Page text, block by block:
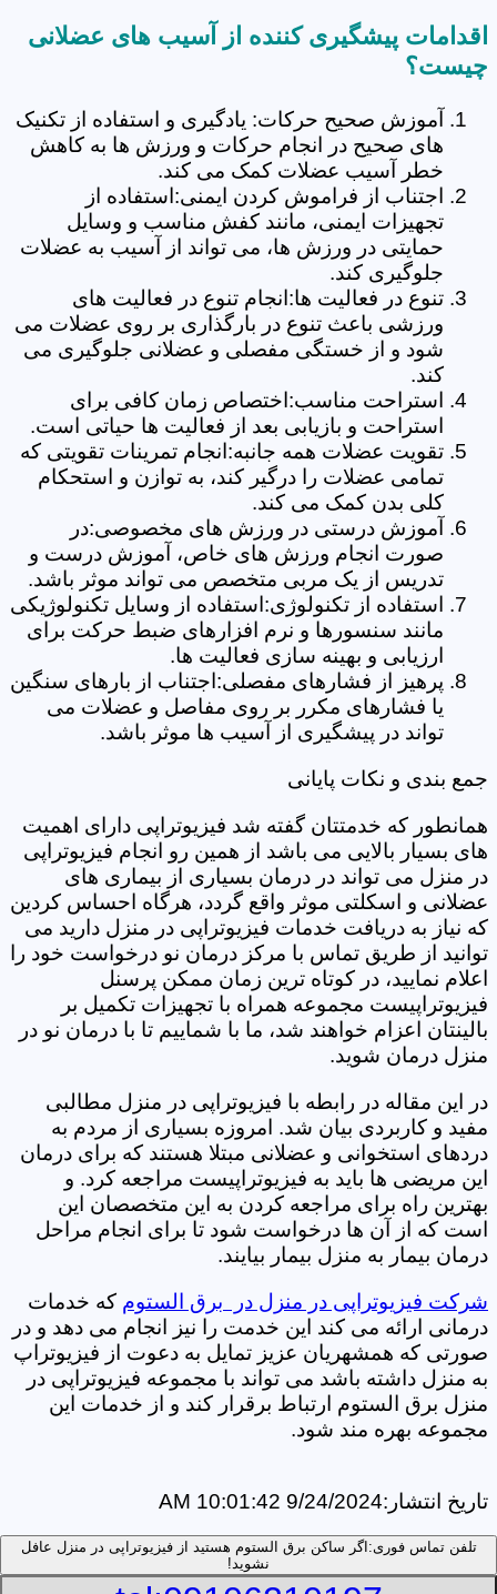
اقدامات پیشگیری کننده از آسیب های عضلانی
چیست؟
آموزش صحیح حرکات: یادگیری و استفاده از تکنیک
های صحیح در انجام حرکات و ورزش ها به کاهش
خطر آسیب عضلات کمک می کند.
اجتناب از فراموش کردن ایمنی:استفاده از
تجهیزات ایمنی، مانند کفش مناسب و وسایل
حمایتی در ورزش ها، می تواند از آسیب به عضلات
جلوگیری کند.
تنوع در فعالیت ها:انجام تنوع در فعالیت های
ورزشی باعث تنوع در بارگذاری بر روی عضلات می
شود و از خستگی مفصلی و عضلانی جلوگیری می
کند.
استراحت مناسب:اختصاص زمان کافی برای
استراحت و بازیابی بعد از فعالیت ها حیاتی است.
تقویت عضلات همه جانبه:انجام تمرینات تقویتی که
تمامی عضلات را درگیر کند، به توازن و استحکام
کلی بدن کمک می کند.
آموزش درستی در ورزش های مخصوصی:در
صورت انجام ورزش های خاص، آموزش درست و
تدریس از یک مربی متخصص می تواند موثر باشد.
استفاده از تکنولوژی:استفاده از وسایل تکنولوژیکی
مانند سنسورها و نرم افزارهای ضبط حرکت برای
ارزیابی و بهینه سازی فعالیت ها.
پرهیز از فشارهای مفصلی:اجتناب از بارهای سنگین
یا فشارهای مکرر بر روی مفاصل و عضلات می
تواند در پیشگیری از آسیب ها موثر باشد.
جمع بندی و نکات پایانی
همانطور که خدمتتان گفته شد فیزیوتراپی دارای اهمیت
های بسیار بالایی می باشد از همین رو انجام فیزیوتراپی
در منزل می تواند در درمان بسیاری از بیماری های
عضلانی و اسکلتی موثر واقع گردد، هرگاه احساس کردین
که نیاز به دریافت خدمات فیزیوتراپی در منزل دارید می
توانید از طریق تماس با مرکز درمان نو درخواست خود را
اعلام نمایید، در کوتاه ترین زمان ممکن پرسنل
فیزیوتراپیست مجموعه همراه با تجهیزات تکمیل بر
بالینتان اعزام خواهند شد، ما با شماییم تا با درمان نو در
منزل درمان شوید.
در این مقاله در رابطه با فیزیوتراپی در منزل مطالبی
مفید و کاربردی بیان شد. امروزه بسیاری از مردم به
دردهای استخوانی و عضلانی مبتلا هستند که برای درمان
این مریضی ها باید به فیزیوتراپیست مراجعه کرد. و
بهترین راه برای مراجعه کردن به این متخصصان این
است که از آن ها درخواست شود تا برای انجام مراحل
درمان بیمار به منزل بیمار بیایند.
شرکت فیزیوتراپی در منزل در برق الستوم که خدمات
درمانی ارائه می کند این خدمت را نیز انجام می دهد و در
صورتی که همشهریان عزیز تمایل به دعوت از فیزیوتراپ
به منزل داشته باشد می تواند با مجموعه فیزیوتراپی در
منزل برق الستوم ارتباط برقرار کند و از خدمات این
مجموعه بهره مند شود.
تاریخ انتشار:9/24/2024 10:01:42 AM
تلفن تماس فوری: اگر ساکن برق الستوم هستید از فیزیوتراپی در منزل عافل
نشوید!